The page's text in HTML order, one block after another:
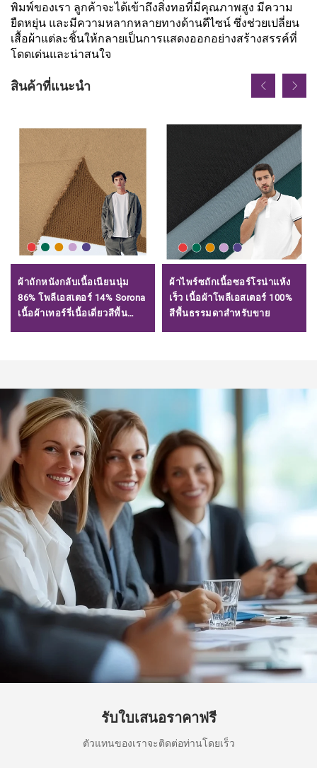
พิมพ์ของเรา ลูกค้าจะได้เข้าถึงสิ่งทอที่มีคุณภาพสูง มีความ
ยืดหยุ่น และมีความหลากหลายทางด้านดีไซน์ ซึ่งช่วยเปลี่ยน
เสื้อผ้าแต่ละชิ้นให้กลายเป็นการแสดงออกอย่างสร้างสรรค์ที่
โดดเด่นและน่าสนใจ
สินค้าที่แนะนำ
ผ้าถักหนังกลับเนื้อเนียนนุ่ม
86% โพลีเอสเตอร์ 14% Sorona
เนื้อผ้าเทอร์รี่เนื้อเดี่ยวสีพื้น
ผ้าไพร์ซถักเนื้อซอร์โรน่าแห้ง
เร็ว เนื้อผ้าโพลีเอสเตอร์ 100%
สีพื้นธรรมดาสำหรับขาย
รับใบเสนอราคาฟรี
ตัวแทนของเราจะติดต่อท่านโดยเร็ว